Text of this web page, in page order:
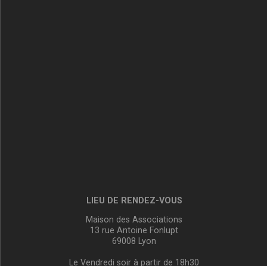
LIEU DE RENDEZ-VOUS
Maison des Associations
13 rue Antoine Fonlupt
69008 Lyon
Le Vendredi soir à partir de 18h30